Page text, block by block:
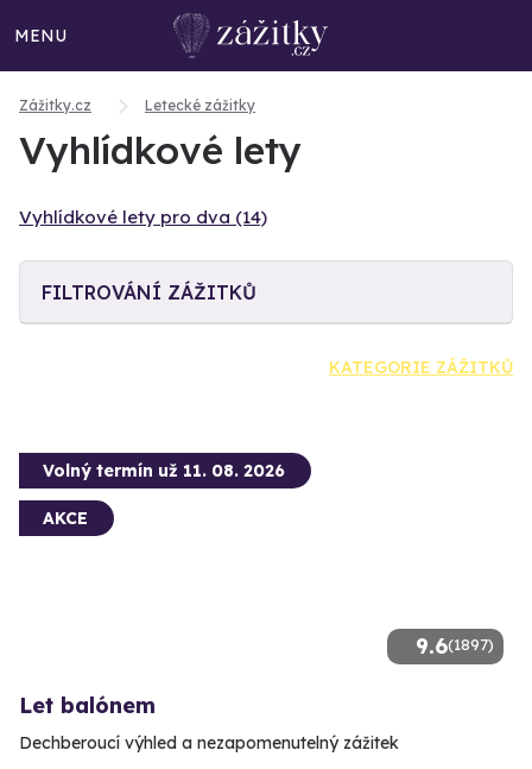
MENU
Zážitky.cz Letecké zážitky
Vyhlídkové lety
Vyhlídkové lety pro dva (14)
FILTROVÁNÍ ZÁŽITKŮ
KATEGORIE ZÁŽITKŮ
9.6(1897)
Volný termín už 11. 08. 2026
AKCE
Let balónem
Dechberoucí výhled a nezapomenutelný zážitek